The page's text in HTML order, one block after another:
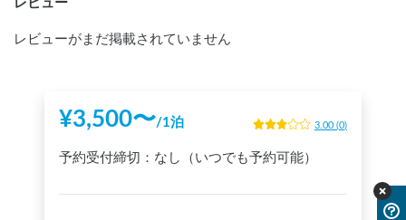
レビュー
レビューがまだ掲載されていません
¥3,500〜/1泊 3.00 (0)
予約受付締切： なし（いつでも予約可能）